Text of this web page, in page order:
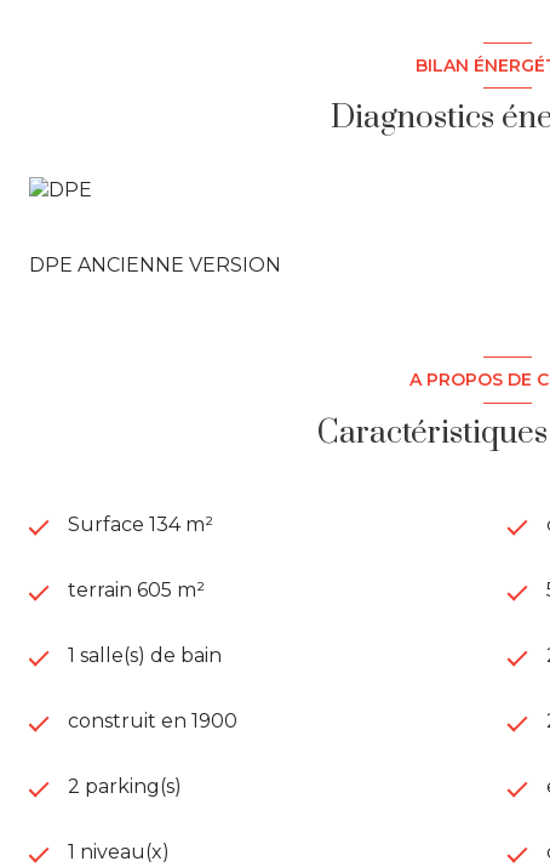
Une seconde maison de type 2 sans AUCUN
Elle comprend une cuisine, un salon, une salle d'eau
qu'un grand garage attenant avec grenier.
maison et par l'avant.
N'hésitez pas à me contacter pour plus d'informations.
Contact : Cloé LAINE. Agent commercial immatriculé
BILAN
Diagnostics
DPE ANCIENNE VERSION
A PROPOS DE
Surface 134 m²
terrain 605 m²
1 salle(s) de bain
construit en 1900
2 parking(s)
1 niveau(x)